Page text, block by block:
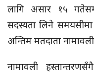
लागि असार १५
सदस्यता लिने समयसीमा
अन्तिम मतदाता
नामावली